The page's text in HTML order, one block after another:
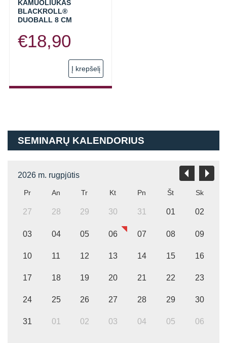
KAMUOLIUKAS
BLACKROLL®
DUOBALL 8 CM
€18,90
Į krepšelį
SEMINARŲ KALENDORIUS
2026 m. rugpjūtis
Pr An Tr Kt Pn Št Sk
27 28 29 30 31 01 02
03 04 05 06 07 08 09
10 11 12 13 14 15 16
17 18 19 20 21 22 23
24 25 26 27 28 29 30
31 01 02 03 04 05 06